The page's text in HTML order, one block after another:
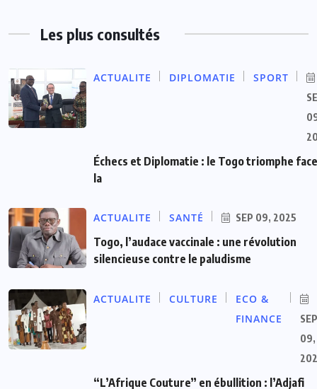
Les plus consultés
ACTUALITE DIPLOMATIE SPORT
Échecs et Diplomatie : le Togo triomphe
la
ACTUALITE SANTÉ SEP 09, 2025
Togo, l’audace vaccinale : une révolution
silencieuse contre le paludisme
ACTUALITE CULTURE
ECO &
FINANCE
SEP
09,
“L’Afrique Couture” en ébullition : l’Adjafi